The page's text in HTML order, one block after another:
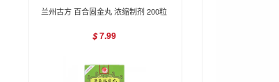
兰州古方 百合固金丸 浓缩制剂 200粒
$7.99